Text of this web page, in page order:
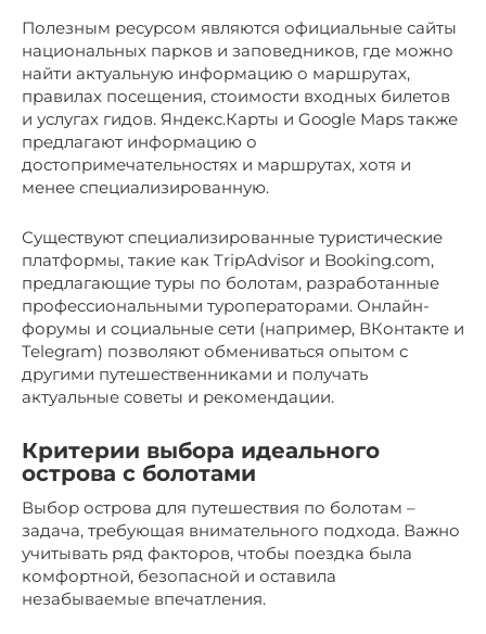
Полезным ресурсом являются официальные сайты
национальных парков и заповедников, где можно
найти актуальную информацию о маршрутах,
правилах посещения, стоимости входных билетов
и услугах гидов. Яндекс.Карты и Google Maps также
предлагают информацию о
достопримечательностях и маршрутах, хотя и
менее специализированную.
Существуют специализированные туристические
платформы, такие как TripAdvisor и Booking.com,
предлагающие туры по болотам, разработанные
профессиональными туроператорами. Онлайн-
форумы и социальные сети (например, ВКонтакте и
Telegram) позволяют обмениваться опытом с
другими путешественниками и получать
актуальные советы и рекомендации.
Критерии выбора идеального
острова с болотами
Выбор острова для путешествия по болотам –
задача, требующая внимательного подхода. Важно
учитывать ряд факторов, чтобы поездка была
комфортной, безопасной и оставила
незабываемые впечатления.